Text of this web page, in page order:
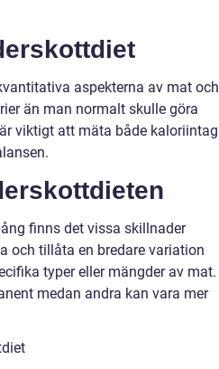
aspekterna av mat och
än man normalt skulle göra
viktigt att mäta både kaloriintag
finns det vissa skillnader
och tillåta en bredare variation
typer eller mängder av mat.
medan andra kan vara mer